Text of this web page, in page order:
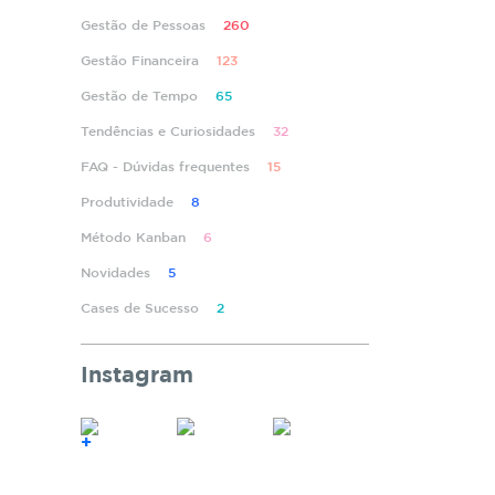
Gestão de Pessoas 260
Gestão Financeira 123
Gestão de Tempo 65
Tendências e Curiosidades 32
FAQ - Dúvidas frequentes 15
Produtividade 8
Método Kanban 6
Novidades 5
Cases de Sucesso 2
Instagram
+